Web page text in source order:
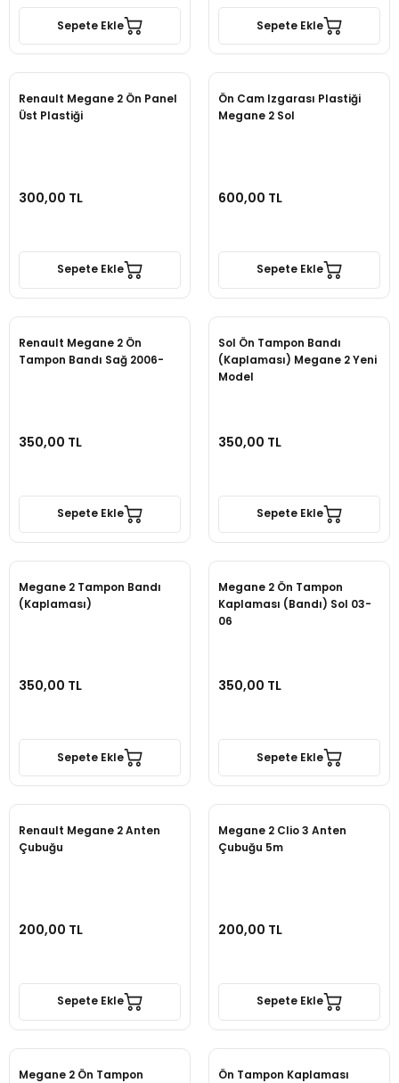
Sepete Ekle Sepete Ekle
Renault Megane 2 Ön Panel
Üst Plastiği
300,00 TL
Sepete Ekle
Ön Cam Izgarası Plastiği
Megane 2 Sol
600,00 TL
Sepete Ekle
Renault Megane 2 Ön
Tampon Bandı Sağ 2006-
350,00 TL
Sepete Ekle
Sol Ön Tampon Bandı
(Kaplaması) Megane 2 Yeni
Model
350,00 TL
Sepete Ekle
Megane 2 Tampon Bandı
(Kaplaması)
350,00 TL
Sepete Ekle
Megane 2 Ön Tampon
Kaplaması (Bandı) Sol 03-
06
350,00 TL
Sepete Ekle
Renault Megane 2 Anten
Çubuğu
200,00 TL
Sepete Ekle
Megane 2 Clio 3 Anten
Çubuğu 5m
200,00 TL
Sepete Ekle
Megane 2 Ön Tampon
Ön Tampon Kaplaması